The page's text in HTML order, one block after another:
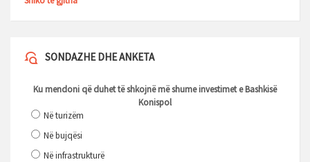
SONDAZHE DHE ANKETA
Ku mendoni që duhet të shkojnë më shume investimet e Bashkisë
Konispol
Në turizëm
Në bujqësi
Në infrastrukturë